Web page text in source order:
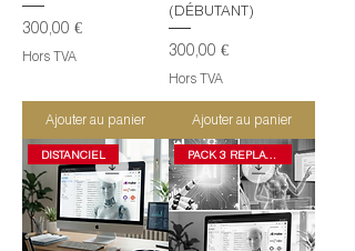
Prix
300,00 €
Hors TVA
Ajouter au panier
(DÉBUTANT)
Prix
300,00 €
Hors TVA
Ajouter au panier
DISTANCIEL PACK 3 REPLAYS